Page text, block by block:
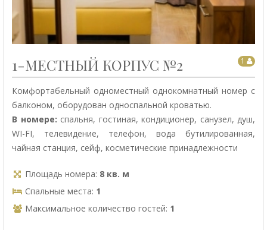
1
1-МЕСТНЫЙ КОРПУС №2
Комфортабельный одноместный однокомнатный номер с
балконом, оборудован односпальной кроватью.
В номере: спальня, гостиная, кондиционер, санузел, душ,
WI-FI, телевидение, телефон, вода бутилированная,
чайная станция, сейф, косметические принадлежности
Площадь номера: 8 кв. м
Спальные места: 1
Максимальное количество гостей: 1